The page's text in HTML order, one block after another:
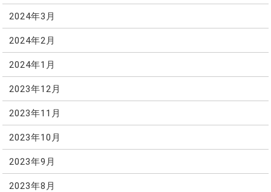
2024年3月
2024年2月
2024年1月
2023年12月
2023年11月
2023年10月
2023年9月
2023年8月